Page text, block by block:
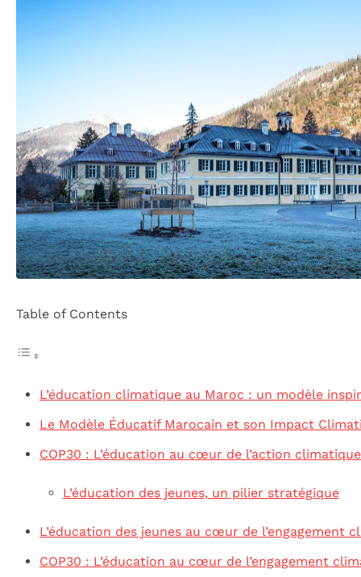
Table of Contents
L’éducation climatique au Maroc : un modèle
Le Modèle Éducatif Marocain et son Impact
COP30 : L’éducation au cœur de l’action
L’éducation des jeunes, un pilier stratégique
L’éducation des jeunes au cœur de l’engagement
COP30 : L’éducation au cœur de l’engagement